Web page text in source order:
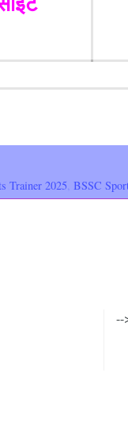
Trainer 2025 BSSC
--